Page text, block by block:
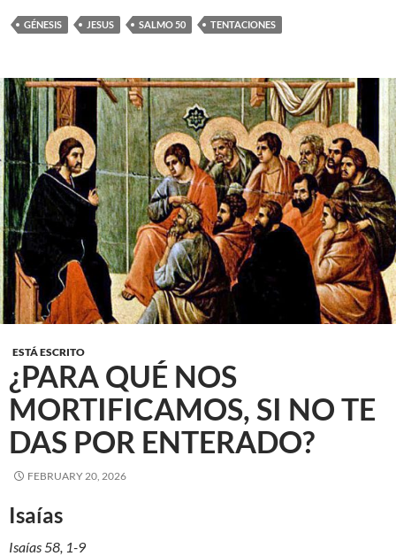
GÉNESIS JESUS SALMO 50 TENTACIONES
ESTÁ ESCRITO
¿PARA QUÉ NOS
MORTIFICAMOS, SI NO TE
DAS POR ENTERADO?
FEBRUARY 20, 2026
Isaías
Isaías 58, 1-9